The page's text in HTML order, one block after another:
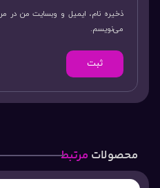
ذخیره نام، ایمیل و وبسایت من در
می‌نویسم.
محصولات مرتبط